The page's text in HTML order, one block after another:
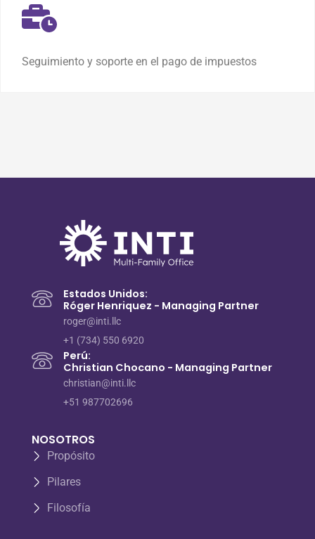
Seguimiento y soporte en el pago de impuestos
Estados Unidos:
Róger Henriquez - Managing Partner
roger@inti.llc
+1 (734) 550 6920
Perú:
Christian Chocano - Managing Partner
christian@inti.llc
+51 987702696
NOSOTROS
Propósito
Pilares
Filosofía